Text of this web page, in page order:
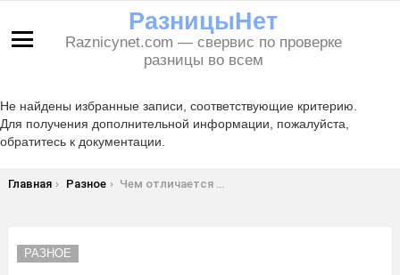
РазницыНет
Raznicynet.com — свервис по проверке
разницы во всем
Не найдены избранные записи, соответствующие критерию.
Для получения дополнительной информации, пожалуйста,
обратитесь к документации.
Вы здесь:
Главная Разное Чем отличается самая молодая клетка от старой в биологии
РАЗНОЕ